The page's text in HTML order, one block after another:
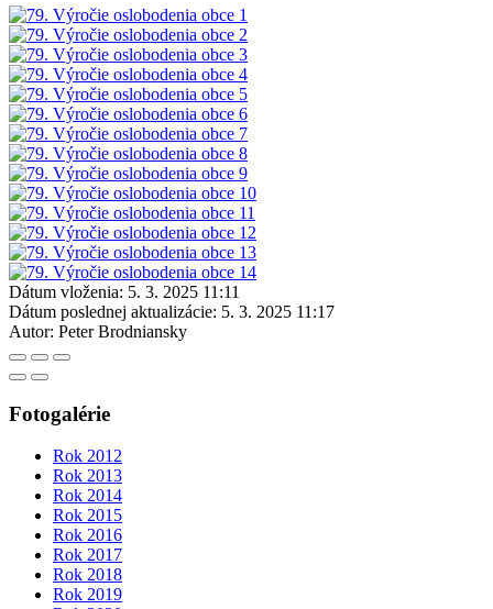
Dátum vloženia: 5. 3. 2025 11:11
Dátum poslednej aktualizácie: 5. 3. 2025 11:17
Autor: Peter Brodniansky
Fotogalérie
Rok 2012
Rok 2013
Rok 2014
Rok 2015
Rok 2016
Rok 2017
Rok 2018
Rok 2019